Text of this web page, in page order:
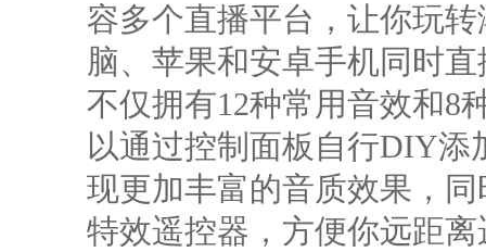
容多个直播平台，让你玩
脑、苹果和安卓手机同时
不仅拥有12种常用音效和8
以通过控制面板自行DIY添
现更加丰富的音质效果，
特效遥控器，方便你远距